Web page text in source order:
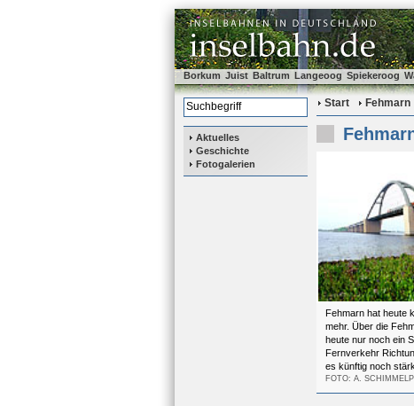
Borkum Juist Baltrum Langeoog Spiekeroog
Aktuelles
Geschichte
Fotogalerien
Start Fehmarn
Fehmarn hat heute
mehr. Über die
heute nur noch ein
Fernverkehr
es künftig noch
FOTO: A.